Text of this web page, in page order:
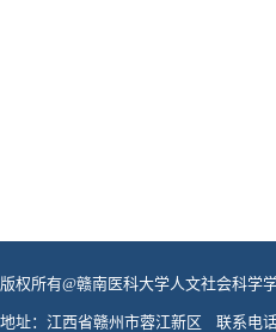
版权所有@赣南医科大学人文社会科学
地址：江西省赣州市蓉江新区 联系电话